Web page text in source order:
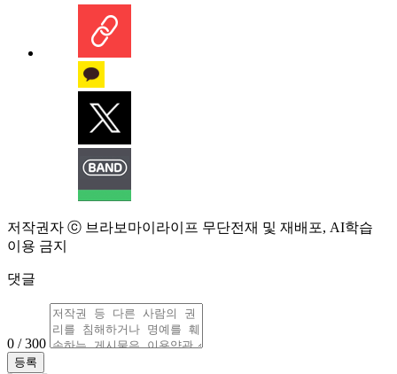
저작권자 ⓒ 브라보마이라이프 무단전재 및 재배포, AI학습
이용 금지
댓글
0 / 300